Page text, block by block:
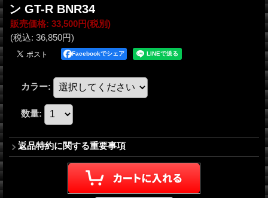
ン GT-R BNR34
販売価格: 33,500円(税別)
(税込: 36,850円)
Facebookでシェア
カラー:
数量:
返品特約に関する重要事項